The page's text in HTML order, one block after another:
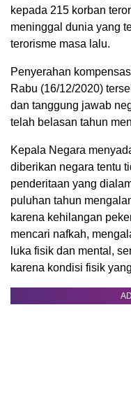
kepada 215 korban
meninggal dunia yang
terorisme masa lalu.
Penyerahan
Rabu (16/12/2020)
dan tanggung jawab
telah belasan tahun
Kepala Negara
diberikan negara tentu
penderitaan yang
puluhan tahun
karena kehilangan
mencari nafkah,
luka fisik dan mental,
karena kondisi fisik